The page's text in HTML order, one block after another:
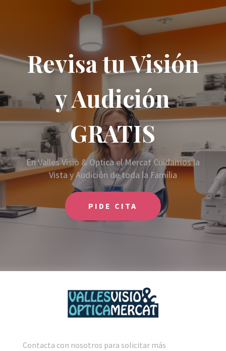
Revisa tu Visión
y Audición
GRATIS
En Valles Visio & Optica el Mercat Cuidamos la
Vista y Audición de toda la Familia
PIDE CITA
Contacta con nosotros para solicitar más